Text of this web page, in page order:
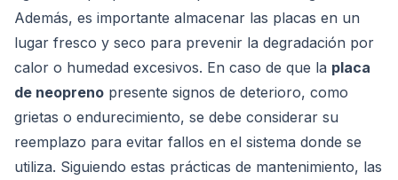
Además, es importante almacenar las placas en un
lugar fresco y seco para prevenir la degradación por
calor o humedad excesivos. En caso de que la placa
de neopreno presente signos de deterioro, como
grietas o endurecimiento, se debe considerar su
reemplazo para evitar fallos en el sistema donde se
utiliza. Siguiendo estas prácticas de mantenimiento, las